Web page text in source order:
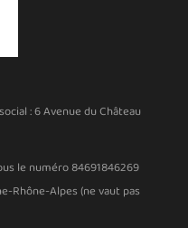
: 6 Avenue du Château
le numéro 84691846269
Rhône-Alpes (ne vaut pas